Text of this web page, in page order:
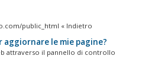
public_html « Indietro
le mie pagine?
attraverso il pannello di controllo